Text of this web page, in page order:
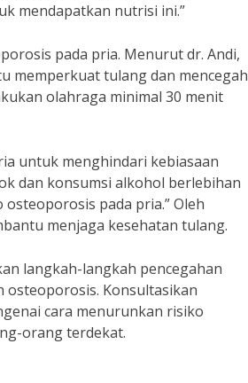
mendapatkan nutrisi ini.”
pada pria. Menurut dr. Andi,
memperkuat tulang dan mencegah
olahraga minimal 30 menit
untuk menghindari kebiasaan
dan konsumsi alkohol berlebihan
pada pria.” Oleh
menjaga kesehatan tulang.
langkah-langkah pencegahan
osteoporosis. Konsultasikan
cara menurunkan risiko
orang terdekat.